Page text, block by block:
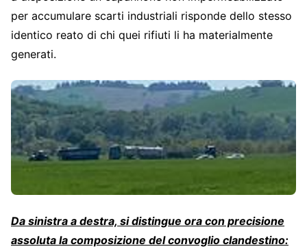
per accumulare scarti industriali risponde dello stesso
identico reato di chi quei rifiuti li ha materialmente
generati.
Da sinistra a destra, si distingue ora con precisione
assoluta la composizione del convoglio clandestino: